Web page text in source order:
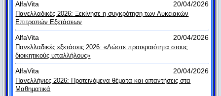
Οι μόνοι αναντικατάστατοι άνθρωποι στην ιστορία ήταν ο
Αδάμ και η Εύα.
Sam Ewing
Όποιος δεν έκανε ποτέ λάθος, δεν έχει δοκιμάσει ποτέ κάτι
καινούργιο.
Άλμπερτ Αϊνστάιν
Αν, στην αρχή, μια ιδέα δεν φαίνεται τρελή, τότε δεν υπάρχει
AlfaVita
20/04/2026
Πανελλαδικές 2026: Ξεκίνησε η συγκρότηση των Λυκειακών
Επιτροπών Εξετάσεων
AlfaVita
20/04/2026
Πανελλαδικές εξετάσεις 2026: «Δώστε προτεραιότητα στους
διοικητικούς υπαλλήλους»
AlfaVita
20/04/2026
Πανελλήνιες 2026: Προτεινόμενα θέματα και απαντήσεις στα
Μαθηματικά